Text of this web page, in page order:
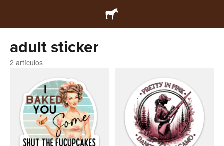
adult sticker
2 artículos